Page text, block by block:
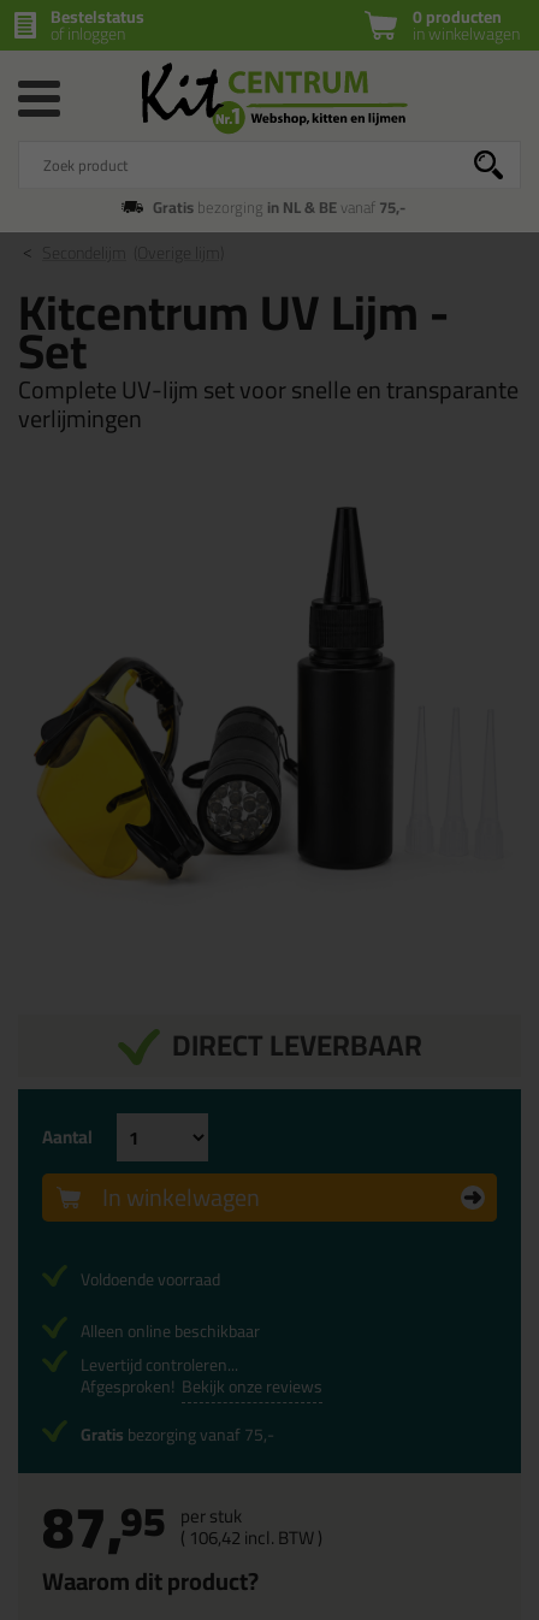
0 producten
in winkelwagen
Bestelstatus
of inloggen
Gratisbezorging in NL & BEvanaf75,-
Kitcentrum UV Lijm -
Set
Complete UV-lijm set voor snelle en transparante
verlijmingen
DIRECT LEVERBAAR
87,95 per stuk
( 106,42incl. BTW )
Waarom dit product?
Aantal
In winkelwagen
Voldoende voorraad
Alleen online beschikbaar
Levertijd controleren...
Afgesproken! Bekijk onze reviews
Gratisbezorging vanaf 75,-